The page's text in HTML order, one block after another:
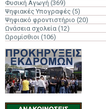
Φυσική Αγωγή (369)
Ψηφιακές Υπογραφές (5)
Ψηφιακό φροντιστήριο (20)
Ωνάσεια σχολεία (12)
Ωρομίσθιοι (106)